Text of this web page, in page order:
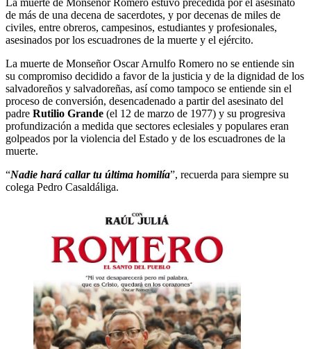
de más de una decena de sacerdotes, y por decenas de miles de
civiles, entre obreros, campesinos, estudiantes y profesionales,
asesinados por los escuadrones de la muerte y el ejército.
La muerte de Monseñor Oscar Arnulfo Romero no se entiende sin
su compromiso decidido a favor de la justicia y de la dignidad de los
salvadoreños y salvadoreñas, así como tampoco se entiende sin el
proceso de conversión, desencadenado a partir del asesinato del
padre Rutilio Grande (el 12 de marzo de 1977) y su progresiva
profundización a medida que sectores eclesiales y populares eran
golpeados por la violencia del Estado y de los escuadrones de la
muerte.
“Nadie hará callar tu última homilía”, recuerda para siempre su
colega Pedro Casaldáliga.